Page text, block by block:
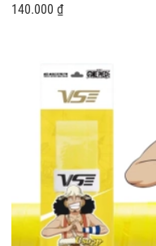
140.000 ₫